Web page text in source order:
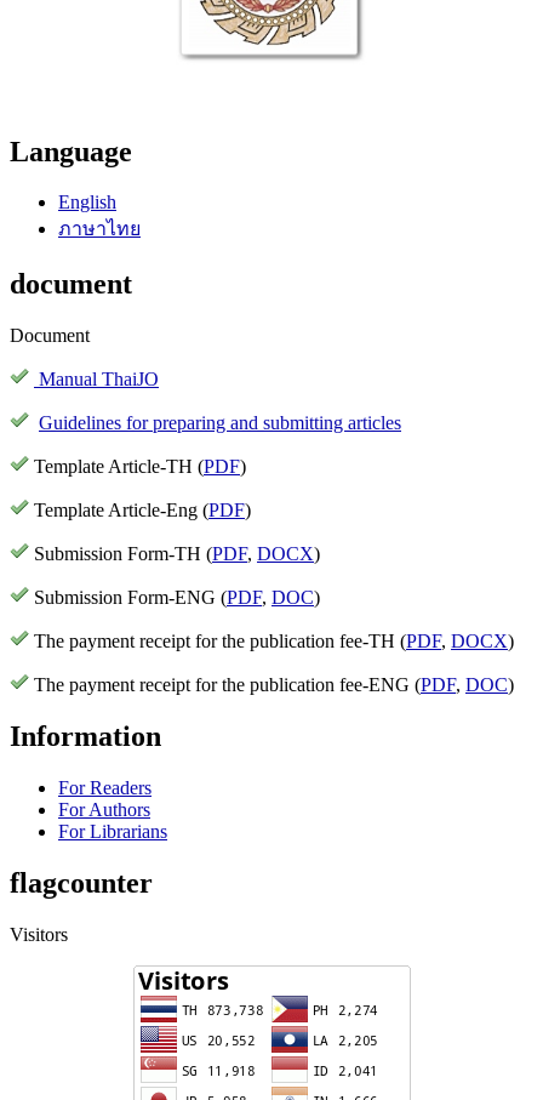
Language
English
ภาษาไทย
document
Document
Manual ThaiJO
Guidelines for preparing and submitting articles
Template Article-TH (PDF)
Template Article-Eng (PDF)
Submission Form-TH (PDF, DOCX)
Submission Form-ENG (PDF, DOC)
The payment receipt for the publication fee-TH (PDF, DOCX)
The payment receipt for the publication fee-ENG (PDF, DOC)
Information
For Readers
For Authors
For Librarians
flagcounter
Visitors